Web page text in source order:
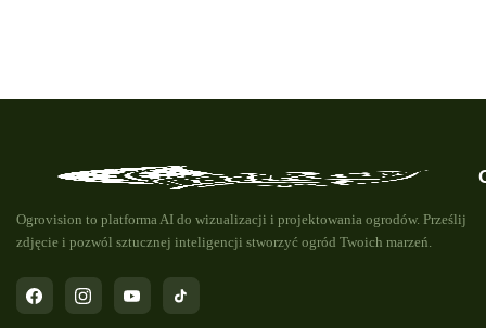
Po metamorfozie naszej działki ROD Efekt końcowy Zaniedbana
działka zmieniła się w prawdziwy warzywny raj! Podniesione
Ogrovision to platforma AI do wizualizacji i projektowania ogrodów. Prześlij
zdjęcie i pozwól sztucznej inteligencji stworzyć ogród Twoich marzeń.